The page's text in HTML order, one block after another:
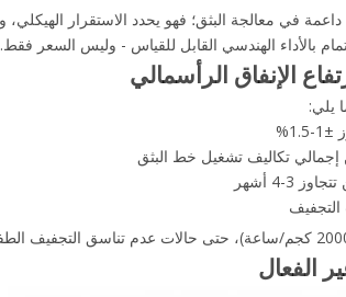
بالأداء الهندسي القابل للقياس - وليس السعر فقط.
الإنفاق الرأسمالي
يلي:
4 أشهر
الفعال